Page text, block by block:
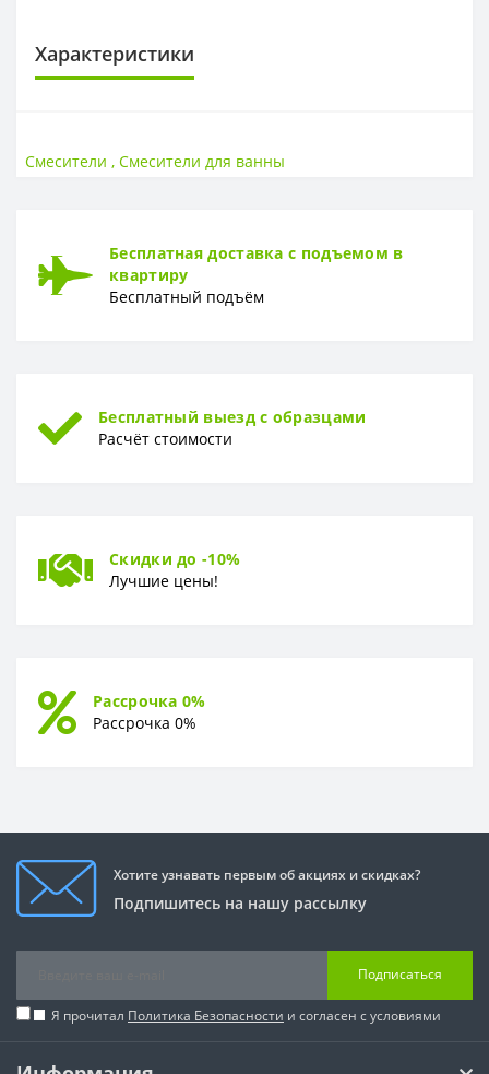
Характеристики
Страна ввоза
ГАРАНТИЯ
Смесители ,Смесители для ванны
Бесплатная доставка с подъемом в
квартиру
Бесплатный подъём
Бесплатный выезд с образцами
Расчёт стоимости
Скидки до -10%
Лучшие цены!
Рассрочка 0%
Рассрочка 0%
Хотите узнавать первым об акциях и скидках?
Подпишитесь на нашу рассылку
Подписаться
Я прочитал Политика Безопасности и согласен с условиями